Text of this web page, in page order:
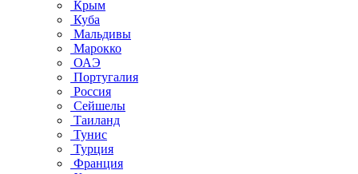
Крым
Куба
Мальдивы
Марокко
ОАЭ
Португалия
Россия
Сейшелы
Таиланд
Тунис
Турция
Франция